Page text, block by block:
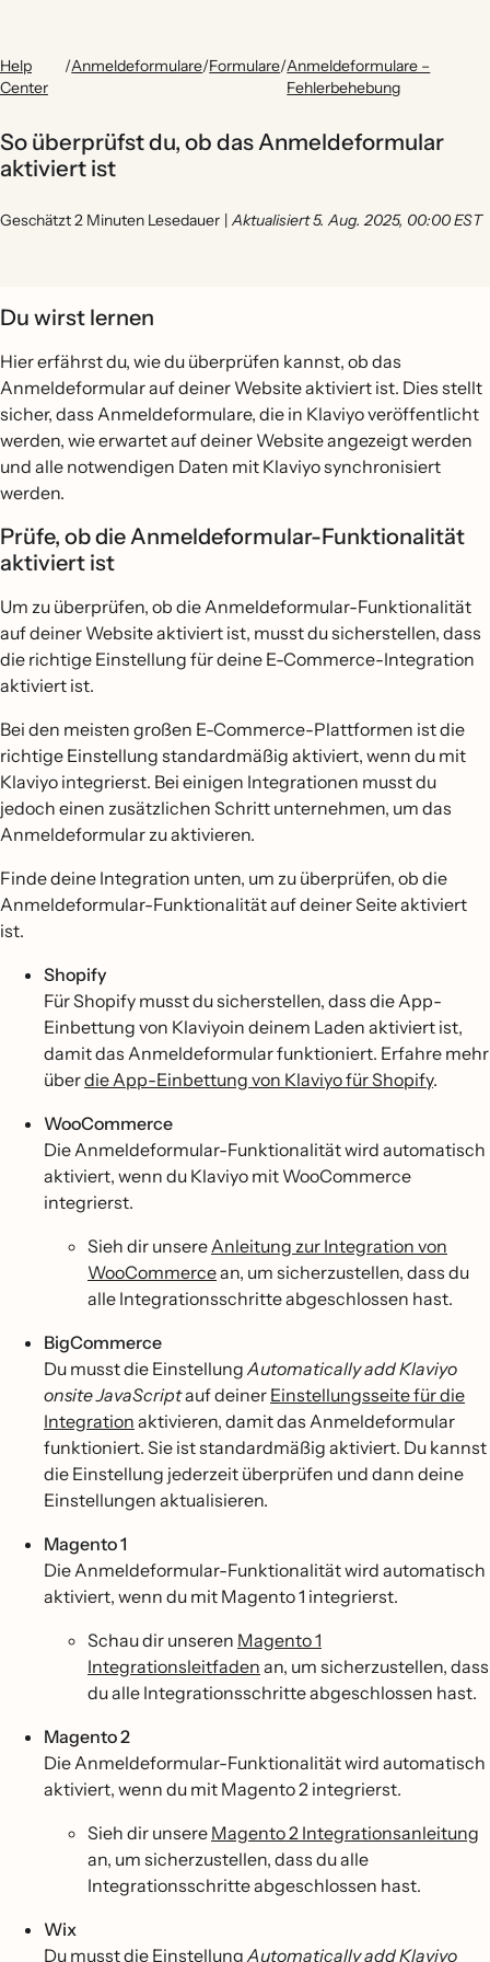
Help
Center
/Anmeldeformulare/Formulare/Anmeldeformulare –
Fehlerbehebung
So überprüfst du, ob das Anmeldeformular
aktiviert ist
Geschätzt 2 Minuten Lesedauer | Aktualisiert 5. Aug. 2025, 00:00 EST
Du wirst lernen
Hier erfährst du, wie du überprüfen kannst, ob das
Anmeldeformular auf deiner Website aktiviert ist. Dies stellt
sicher, dass Anmeldeformulare, die in Klaviyo veröffentlicht
werden, wie erwartet auf deiner Website angezeigt werden
und alle notwendigen Daten mit Klaviyo synchronisiert
werden.
Prüfe, ob die Anmeldeformular-Funktionalität
aktiviert ist
Um zu überprüfen, ob die Anmeldeformular-Funktionalität
auf deiner Website aktiviert ist, musst du sicherstellen, dass
die richtige Einstellung für deine E-Commerce-Integration
aktiviert ist.
Bei den meisten großen E-Commerce-Plattformen ist die
richtige Einstellung standardmäßig aktiviert, wenn du mit
Klaviyo integrierst. Bei einigen Integrationen musst du
jedoch einen zusätzlichen Schritt unternehmen, um das
Anmeldeformular zu aktivieren.
Finde deine Integration unten, um zu überprüfen, ob die
Anmeldeformular-Funktionalität auf deiner Seite aktiviert
ist.
Shopify
Für Shopify musst du sicherstellen, dass die App-
Einbettung von Klaviyoin deinem Laden aktiviert ist,
damit das Anmeldeformular funktioniert. Erfahre mehr
überdie App-Einbettung von Klaviyo für Shopify.
WooCommerce
Die Anmeldeformular-Funktionalität wird automatisch
aktiviert, wenn du Klaviyo mit WooCommerce
integrierst.
Sieh dir unsereAnleitung zur Integration von
WooCommercean, um sicherzustellen, dass du
alle Integrationsschritte abgeschlossen hast.
BigCommerce
Du musst die EinstellungAutomatically add Klaviyo
onsite JavaScriptauf deiner Einstellungsseite für die
Integration aktivieren, damit das Anmeldeformular
funktioniert. Sie ist standardmäßig aktiviert. Du kannst
die Einstellung jederzeit überprüfen und dann deine
Einstellungen aktualisieren.
Magento 1
Die Anmeldeformular-Funktionalität wird automatisch
aktiviert, wenn du mit Magento 1 integrierst.
Schau dir unseren Magento 1
Integrationsleitfaden an, um sicherzustellen, dass
du alle Integrationsschritte abgeschlossen hast.
Magento 2
Die Anmeldeformular-Funktionalität wird automatisch
aktiviert, wenn du mit Magento 2 integrierst.
Sieh dir unsere Magento 2 Integrationsanleitung
an, um sicherzustellen, dass du alle
Integrationsschritte abgeschlossen hast.
Wix
Du musst die EinstellungAutomatically add Klaviyo